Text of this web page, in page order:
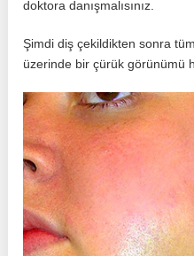
doktora danışmalısınız.
Şimdi diş çekildikten sonra
üzerinde bir çürük görünümü